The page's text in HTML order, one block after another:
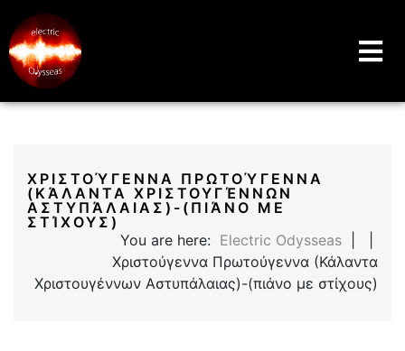
Electric Odysseas
Music Education Blog And Website
ΧΡΙΣΤΟΎΓΕΝΝΑ ΠΡΩΤΟΎΓΕΝΝΑ
(ΚΆΛΑΝΤΑ ΧΡΙΣΤΟΥΓΈΝΝΩΝ
ΑΣΤΥΠΆΛΑΙΑΣ)-(ΠΙΆΝΟ ΜΕ
ΣΤΊΧΟΥΣ)
You are here: Electric Odysseas
Χριστούγεννα Πρωτούγεννα (Κάλαντα
Χριστουγέννων Αστυπάλαιας)-(πιάνο με στίχους)